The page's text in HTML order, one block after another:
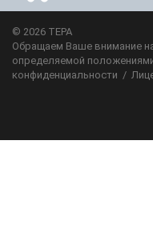
© 2026 ТЕРА
Обращаем Ваше внимание
определяемой
конфиденциальности /